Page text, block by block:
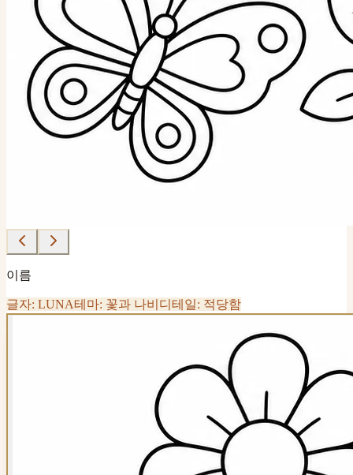
이름
글자: LUNA테마: 꽃과 나비 디테일: 적당함